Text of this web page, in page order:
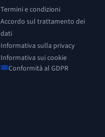
Termini e condizioni
Accordo sul trattamento dei
dati
Informativa sulla privacy
Informativa sui cookie
Conformità al GDPR